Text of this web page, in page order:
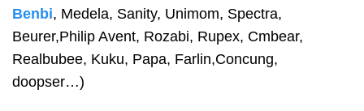
Benbi, Medela, Sanity, Unimom, Spectra,
Beurer,Philip Avent, Rozabi, Rupex, Cmbear,
Realbubee, Kuku, Papa, Farlin,Concung,
doopser…)